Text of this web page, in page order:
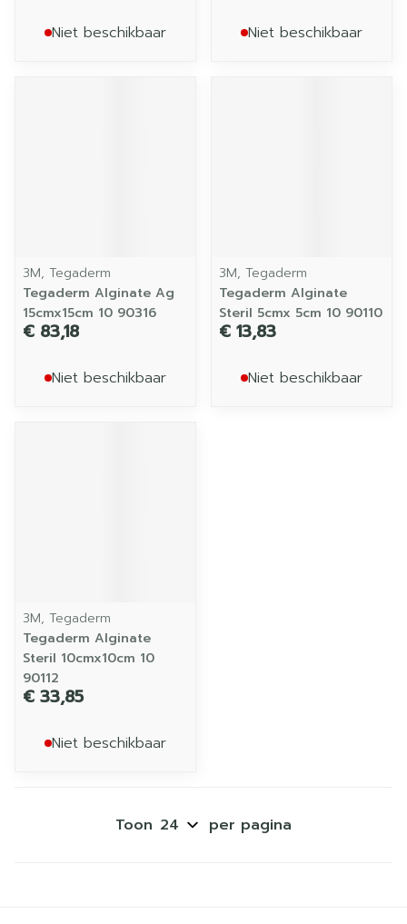
Niet beschikbaar Niet beschikbaar
3M, Tegaderm
Tegaderm Alginate Ag
15cmx15cm 10 90316
€ 83,18
Niet beschikbaar
3M, Tegaderm
Tegaderm Alginate
Steril 5cmx 5cm 10 90110
€ 13,83
Niet beschikbaar
3M, Tegaderm
Tegaderm Alginate
Steril 10cmx10cm 10
90112
€ 33,85
Niet beschikbaar
Toon per pagina